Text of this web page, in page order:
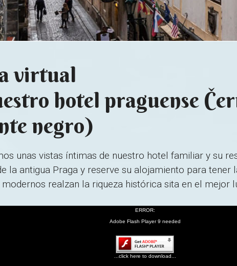
virtual
hotel praguense
negro)
unas vistas íntimas de nuestro hotel familiar y su
la antigua Praga y reserve su alojamiento para tener
realzan la riqueza histórica sita en el mejor